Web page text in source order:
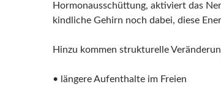
Hormonausschüttung, aktiviert das
kindliche Gehirn noch dabei, diese
Hinzu kommen strukturelle
• längere Aufenthalte im Freien